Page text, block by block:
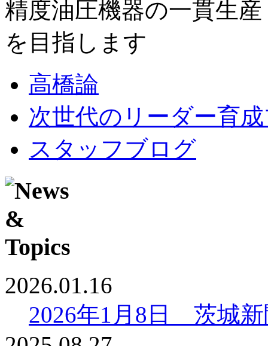
高橋論
次世代のリーダー育
スタッフブログ
2026.01.16
2026年1月8日 茨城